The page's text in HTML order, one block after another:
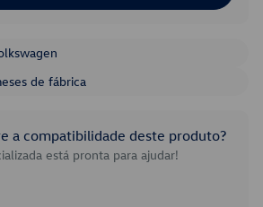
de fábrica
a compatibilidade deste produto?
está pronta para ajudar!